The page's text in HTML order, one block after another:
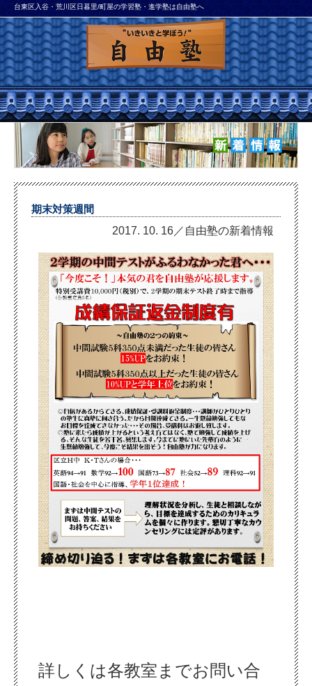
台東区入谷・荒川区日暮里/町屋の学習塾・進学塾は自由塾へ
期末対策週間
2017. 10. 16／自由塾の新着情報
詳しくは各教室までお問い合